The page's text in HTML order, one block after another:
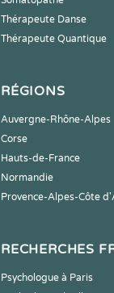
Thérapeute Danse
Thérapeute Quantique
RÉGIONS
Auvergne-Rhône-Alpes
Corse
Hauts-de-France
Normandie
Provence-Alpes-Côte
RECHERCHES
Psychologue à Paris